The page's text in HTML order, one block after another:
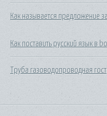
Как называется предложение
Как поставить русский язык в
Труба газоводопроводная гост